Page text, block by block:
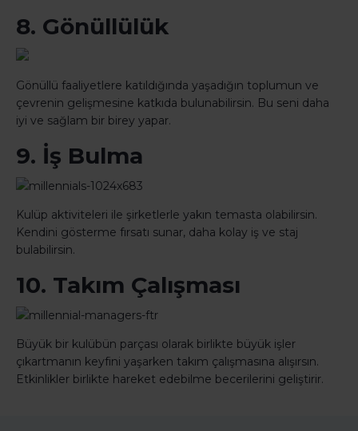
8. Gönüllülük
Gönüllü faaliyetlere katıldığında yaşadığın toplumun ve
çevrenin gelişmesine katkıda bulunabilirsin. Bu seni daha
iyi ve sağlam bir birey yapar.
9. İş Bulma
Kulüp aktiviteleri ile şirketlerle yakın temasta olabilirsin.
Kendini gösterme fırsatı sunar, daha kolay iş ve staj
bulabilirsin.
10. Takım Çalışması
Büyük bir kulübün parçası olarak birlikte büyük işler
çıkartmanın keyfini yaşarken takım çalışmasına alışırsın.
Etkinlikler birlikte hareket edebilme becerilerini geliştirir.